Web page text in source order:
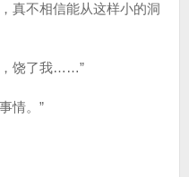
不相信能从这样小的洞
饶了我……”
情。”